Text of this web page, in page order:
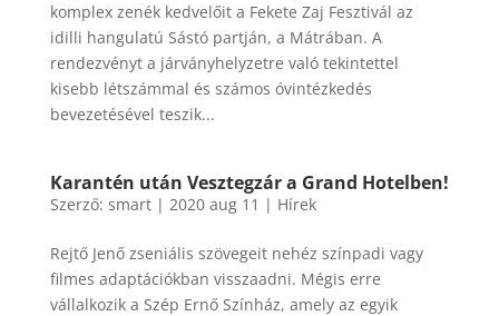
komplex zenék kedvelőit a Fekete Zaj Fesztivál az
idilli hangulatú Sástó partján, a Mátrában. A
rendezvényt a járványhelyzetre való tekintettel
kisebb létszámmal és számos óvintézkedés
bevezetésével teszik...
Karantén után Vesztegzár a Grand Hotelben!
Szerző: smart| 2020 aug 11 | Hírek
Rejtő Jenő zseniális szövegeit nehéz színpadi vagy
filmes adaptációkban visszaadni. Mégis erre
vállalkozik a Szép Ernő Színház, amely az egyik